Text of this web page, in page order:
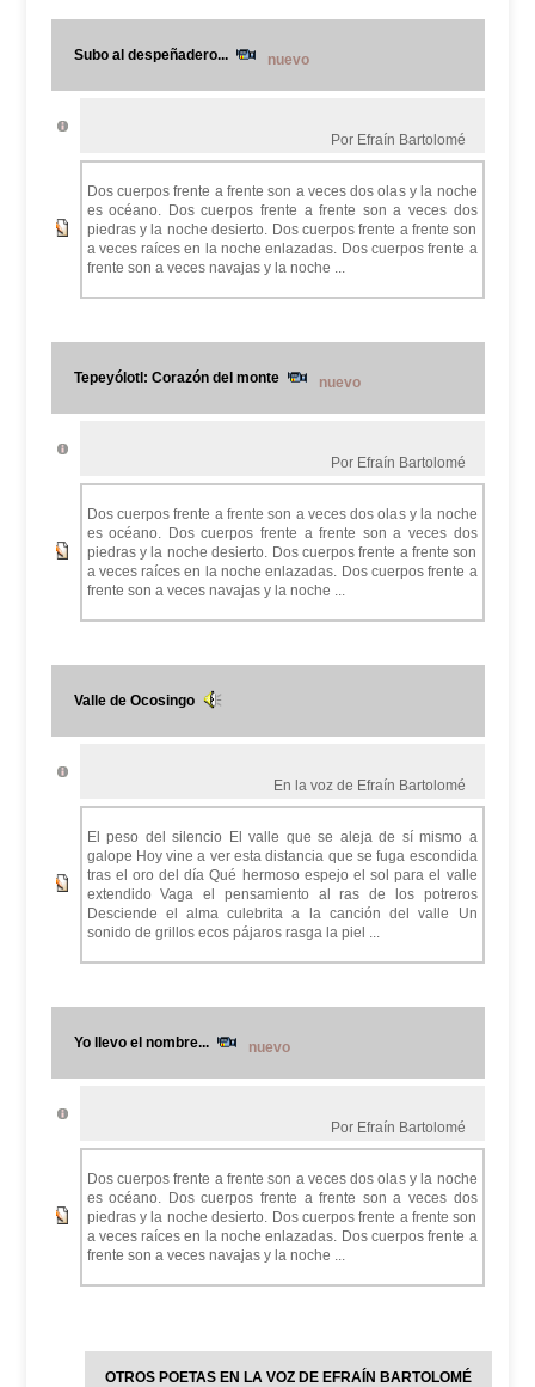
Subo al despeñadero... nuevo
Por Efraín Bartolomé
Dos cuerpos frente a frente son a veces dos olas y la noche
es océano. Dos cuerpos frente a frente son a veces dos
piedras y la noche desierto. Dos cuerpos frente a frente son
a veces raíces en la noche enlazadas. Dos cuerpos frente a
frente son a veces navajas y la noche ...
Tepeyólotl: Corazón del monte nuevo
Por Efraín Bartolomé
Dos cuerpos frente a frente son a veces dos olas y la noche
es océano. Dos cuerpos frente a frente son a veces dos
piedras y la noche desierto. Dos cuerpos frente a frente son
a veces raíces en la noche enlazadas. Dos cuerpos frente a
frente son a veces navajas y la noche ...
Valle de Ocosingo
En la voz de Efraín Bartolomé
El peso del silencio El valle que se aleja de sí mismo a
galope Hoy vine a ver esta distancia que se fuga escondida
tras el oro del día Qué hermoso espejo el sol para el valle
extendido Vaga el pensamiento al ras de los potreros
Desciende el alma culebrita a la canción del valle Un
sonido de grillos ecos pájaros rasga la piel ...
Yo llevo el nombre... nuevo
Por Efraín Bartolomé
Dos cuerpos frente a frente son a veces dos olas y la noche
es océano. Dos cuerpos frente a frente son a veces dos
piedras y la noche desierto. Dos cuerpos frente a frente son
a veces raíces en la noche enlazadas. Dos cuerpos frente a
frente son a veces navajas y la noche ...
OTROS POETAS EN LA VOZ DE EFRAÍN BARTOLOMÉ